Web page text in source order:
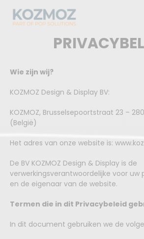
Wie zijn wij?
KOZMOZ Design & Display BV:
KOZMOZ, Brusselsepoortstraat 23 –
(België)
Het adres van onze website is:
De BV KOZMOZ Design & Display is de
verwerkingsverantwoordelijke voor uw
en de eigenaar van de website.
Termen die in dit Privacybeleid
In dit document gebruiken we de